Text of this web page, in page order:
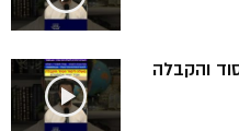
והקבלה